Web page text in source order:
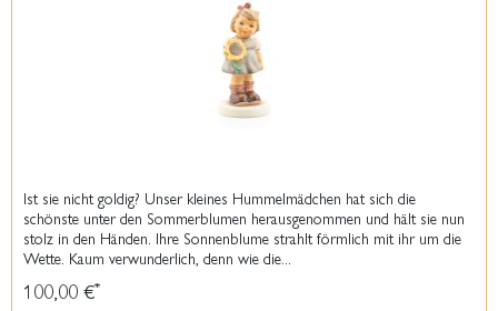
Ist sie nicht goldig? Unser kleines Hummelmädchen hat sich die
schönste unter den Sommerblumen herausgenommen und hält sie nun
stolz in den Händen. Ihre Sonnenblume strahlt förmlich mit ihr um die
Wette. Kaum verwunderlich, denn wie die...
100,00 €*